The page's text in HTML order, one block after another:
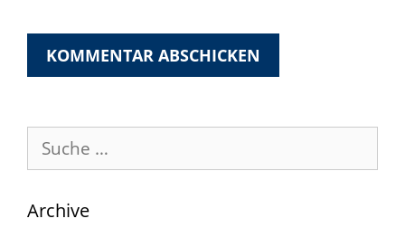
Suche
nach:
Archive